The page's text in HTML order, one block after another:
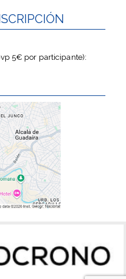
5€ por participante):